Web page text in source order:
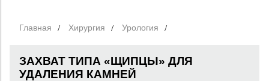
Главная Хирургия Урология
ЗАХВАТ ТИПА «ЩИПЦЫ» ДЛЯ
УДАЛЕНИЯ КАМНЕЙ